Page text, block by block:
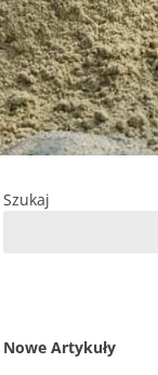
Szukaj
Nowe Artykuły